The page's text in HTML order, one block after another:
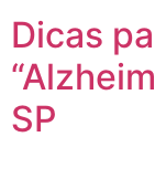
Dicas
SP